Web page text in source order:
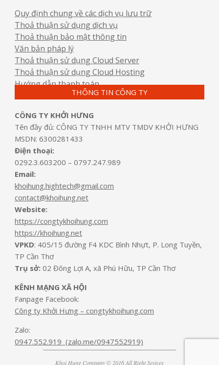
Quy định chung về các dịch vụ lưu trữ
Thoả thuận sử dụng dịch vụ
Thoả thuận bảo mật thông tin
Văn bản pháp lý
Thoả thuận sử dụng Cloud Server
Thoả thuận sử dụng Cloud Hosting
Hướng dẫn thanh toán
THÔNG TIN CÔNG TY
CÔNG TY KHỞI HƯNG
Tên đầy đủ: CÔNG TY TNHH MTV TMDV KHỞI HƯNG
MSDN: 6300281433
Điện thoại:
0292.3.603200 – 0797.247.989
Email:
khoihung.hightech@gmail.com
contact@khoihung.net
Website:
https://congtykhoihung.com
https://khoihung.net
VPKD: 405/15 đường F4 KDC Bình Nhựt, P. Long Tuyền,
TP Cần Thơ
Trụ sở: 02 Đông Lợi A, xã Phú Hữu, TP Cần Thơ
KÊNH MẠNG XÃ HỘI
Fanpage Facebook:
Công ty Khởi Hưng – congtykhoihung.com
Zalo:
0947.552.919 (zalo.me/0947552919)
Khoi Hung Company © 2016 All Right Sevices